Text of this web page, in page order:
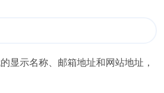
显示名称、邮箱地址和网站地址，